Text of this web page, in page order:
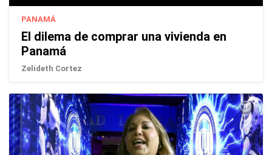
PANAMÁ
El dilema de comprar una vivienda en
Panamá
Zelideth Cortez